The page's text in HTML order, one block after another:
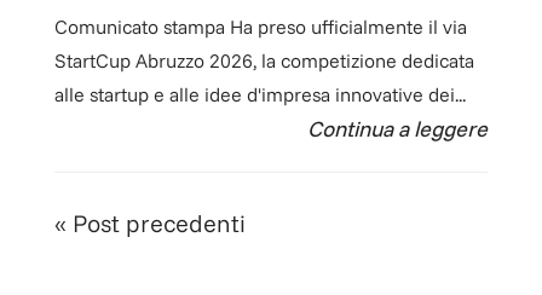
Comunicato stampa Ha preso ufficialmente il via
StartCup Abruzzo 2026, la competizione dedicata
alle startup e alle idee d'impresa innovative dei...
« Post precedenti